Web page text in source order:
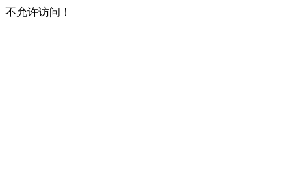
不允许访问！